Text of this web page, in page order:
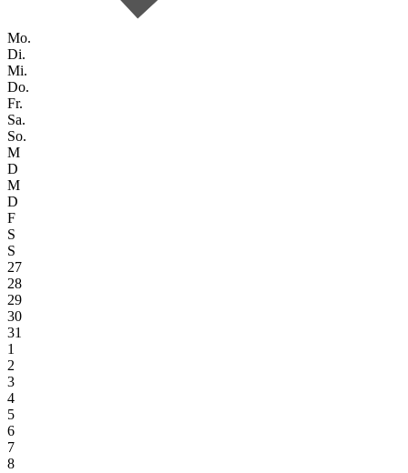
Mo.
Di.
Mi.
Do.
Fr.
Sa.
So.
M
D
M
D
F
S
S
27
28
29
30
31
1
2
3
4
5
6
7
8